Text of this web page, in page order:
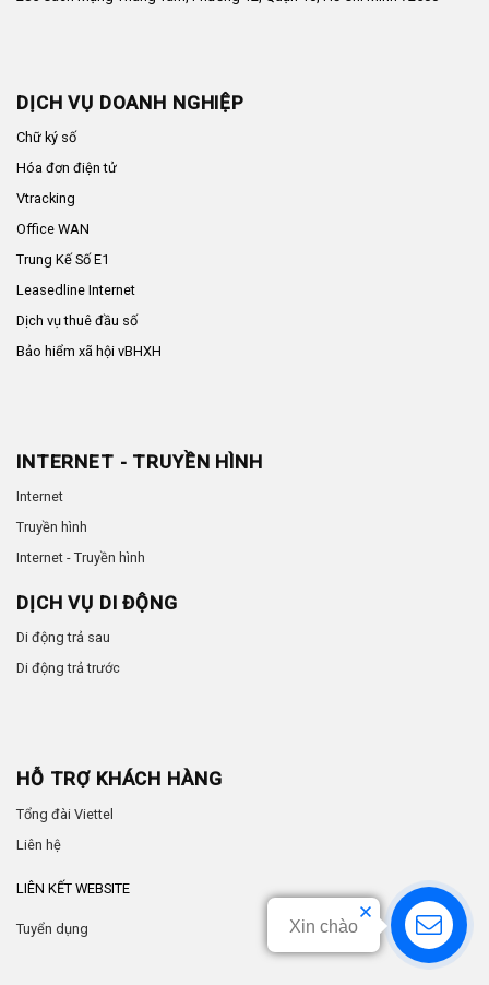
DỊCH VỤ DOANH NGHIỆP
Chữ ký số
Hóa đơn điện tử
Vtracking
Office WAN
Trung Kế Số E1
Leasedline Internet
Dịch vụ thuê đầu số
Bảo hiểm xã hội vBHXH
INTERNET - TRUYỀN HÌNH
Internet
Truyền hình
Internet - Truyền hình
DỊCH VỤ DI ĐỘNG
Di động trả sau
Di động trả trước
HỖ TRỢ KHÁCH HÀNG
Tổng đài Viettel
Liên hệ
LIÊN KẾT WEBSITE
Tuyển dụng Xin chào